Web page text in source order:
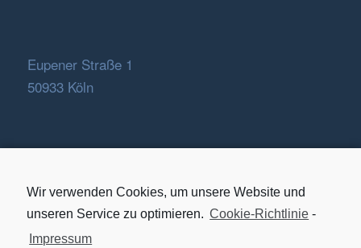
50933 Köln
Wir verwenden Cookies, um unsere Website und
unseren Service zu optimieren. Cookie-Richtlinie -
Impressum